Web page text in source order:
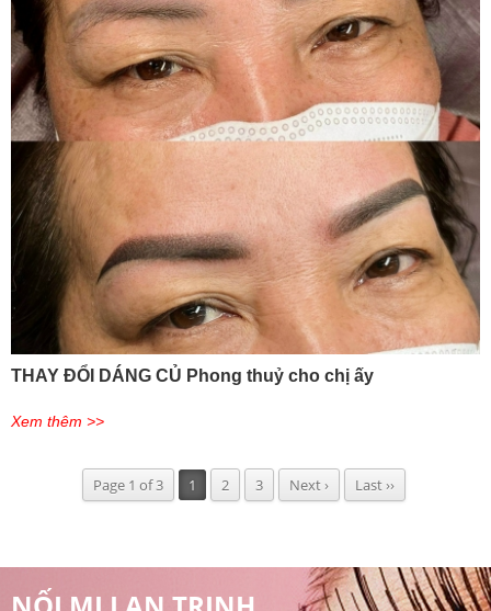
THAY ĐỔI DÁNG CỦ Phong thuỷ cho chị ấy
Xem thêm >>
Page 1 of 3 1 2 3 Next › Last ››